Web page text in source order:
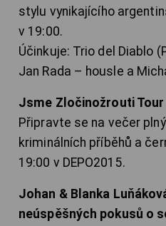
stylu vynikajícího
v 19:00.
Účinkuje: Trio del Diablo
Jan Rada – housle a
Jsme Zločinožrouti Tour
Připravte se na večer
kriminálních příběhů a
19:00 v DEPO2015.
Johan & Blanka
neúspěšných pokusů o